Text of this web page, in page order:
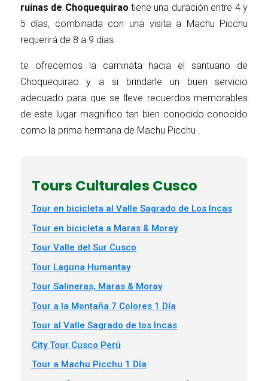
ruinas de Choquequirao tiene una duración entre 4 y
5 días, combinada con una visita a Machu Picchu
requerirá de 8 a 9 días.
te ofrecemos la caminata hacia el santuario de
Choquequirao y a si brindarle un buen servicio
adecuado para que se lleve recuerdos memorables
de este lugar magnifico tan bien conocido conocido
como la prima hermana de Machu Picchu .
Tours Culturales Cusco
Tour en bicicleta al Valle Sagrado de Los Incas
Tour en bicicleta a Maras & Moray
Tour Valle del Sur Cusco
Tour Laguna Humantay
Tour Salineras, Maras & Moray
Tour a la Montaña 7 Colores 1 Día
Tour al Valle Sagrado de los Incas
City Tour Cusco Perú
Tour a Machu Picchu 1 Día